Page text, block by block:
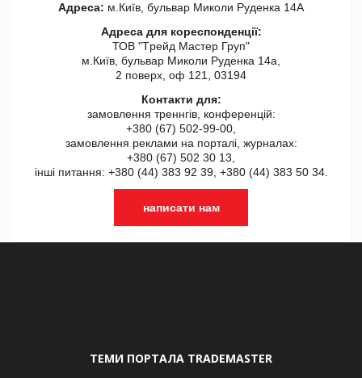
Адреса: м.Київ, бульвар Миколи Руденка 14А
Адреса для кореспонденції:
ТОВ "Tрейд Мастер Груп"
м.Київ, бульвар Миколи Руденка 14а,
2 поверх, оф 121, 03194
Контакти для:
замовлення треннгів, конференцій:
+380 (67) 502-99-00,
замовлення реклами на порталі, журналах:
+380 (67) 502 30 13,
інші питання: +380 (44) 383 92 39, +380 (44) 383 50 34.
написати нам
ТЕМИ ПОРТАЛА TRADEMASTER